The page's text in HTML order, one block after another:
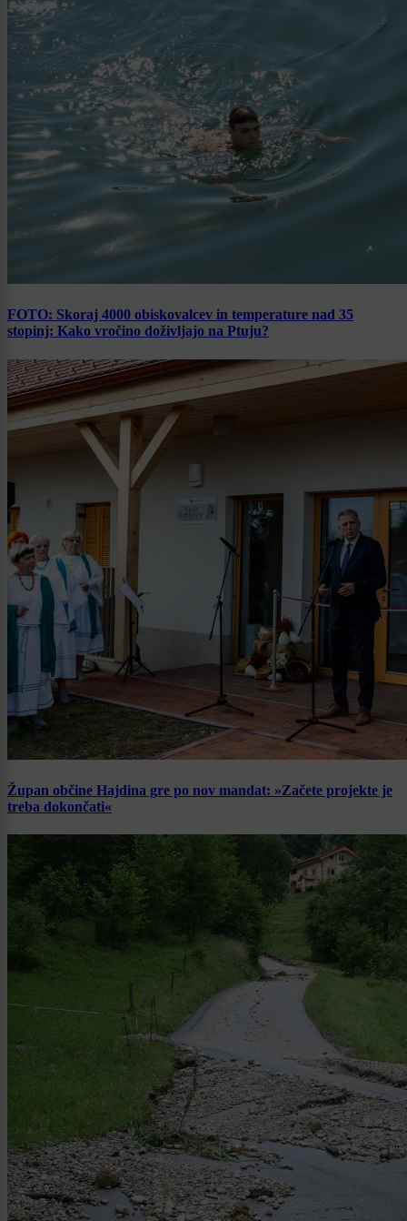
FOTO: Skoraj 4000 obiskovalcev in temperature nad 35
stopinj: Kako vročino doživljajo na Ptuju?
Župan občine Hajdina gre po nov mandat: »Začete projekte je
treba dokončati«